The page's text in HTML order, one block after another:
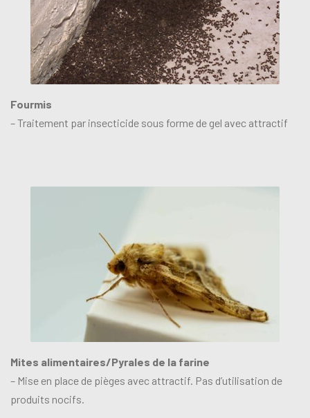
Fourmis
– Traitement par insecticide sous forme de gel avec attractif
Mites alimentaires/Pyrales de la farine
– Mise en place de pièges avec attractif. Pas d’utilisation de
produits nocifs.